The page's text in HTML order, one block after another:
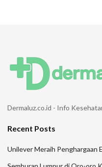
Dermaluz.co.id - Info
Recent Posts
Unilever Meraih Penghargaan